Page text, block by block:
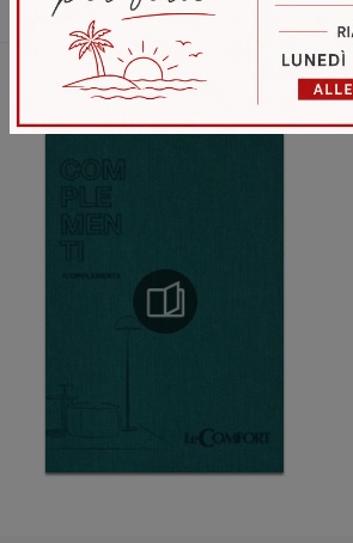
Sfoglia i cataloghi